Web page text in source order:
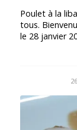
Poulet à la
tous.
le 28 janvier